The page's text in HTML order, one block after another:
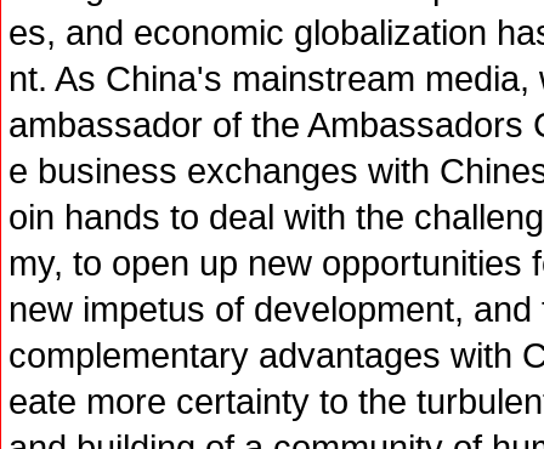
es, and economic globalization
nt. As China's mainstream
ambassador of the Ambassadors
e business exchanges with
oin hands to deal with the
my, to open up new opportunities
new impetus of development,
complementary advantages with
eate more certainty to the